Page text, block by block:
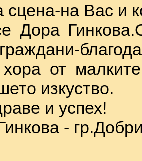
сцена-на Вас и
Дора
от
изкуство.
и успех!
-